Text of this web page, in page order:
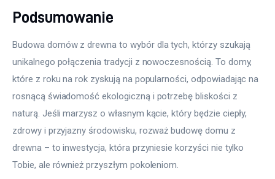
Podsumowanie
Budowa domów z drewna to wybór dla tych, którzy szukają
unikalnego połączenia tradycji z nowoczesnością. To domy,
które z roku na rok zyskują na popularności, odpowiadając na
rosnącą świadomość ekologiczną i potrzebę bliskości z
naturą. Jeśli marzysz o własnym kącie, który będzie ciepły,
zdrowy i przyjazny środowisku, rozważ budowę domu z
drewna – to inwestycja, która przyniesie korzyści nie tylko
Tobie, ale również przyszłym pokoleniom.